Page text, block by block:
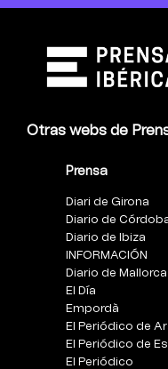
Otras webs de
Prensa
Diari de Girona
Diario de
Diario de Ibiza
INFORMACIÓN
Diario de Mallorca
El Día
Empordà
El Periódico de
El Periódico de
El Periódico